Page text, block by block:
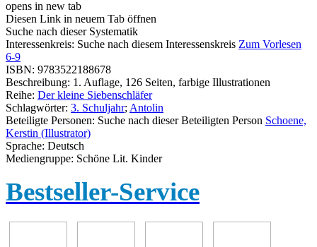
opens in new tab
Diesen Link in neuem Tab öffnen
Suche nach dieser Systematik
Interessenkreis: Suche nach diesem Interessenskreis Zum Vorlesen
6-9
ISBN: 9783522188678
Beschreibung: 1. Auflage, 126 Seiten, farbige Illustrationen
Reihe: Der kleine Siebenschläfer
Schlagwörter: 3. Schuljahr; Antolin
Beteiligte Personen: Suche nach dieser Beteiligten Person Schoene,
Kerstin (Illustrator)
Sprache: Deutsch
Mediengruppe: Schöne Lit. Kinder
Bestseller-Service